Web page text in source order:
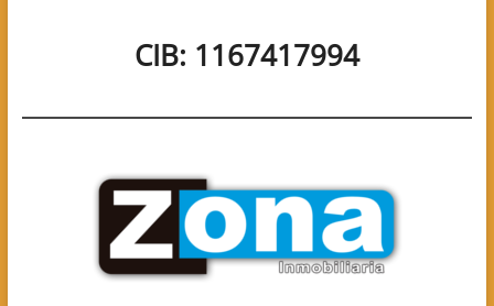
CIB: 1167417994